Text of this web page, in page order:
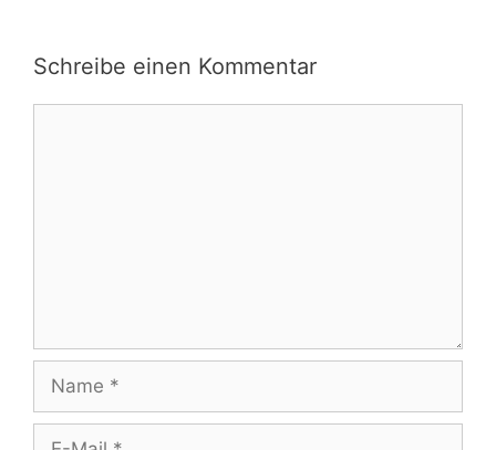
Schreibe einen Kommentar